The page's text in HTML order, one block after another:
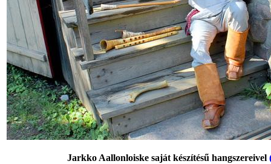
Jarkko Aallonloiske saját készítésű hangszereivel